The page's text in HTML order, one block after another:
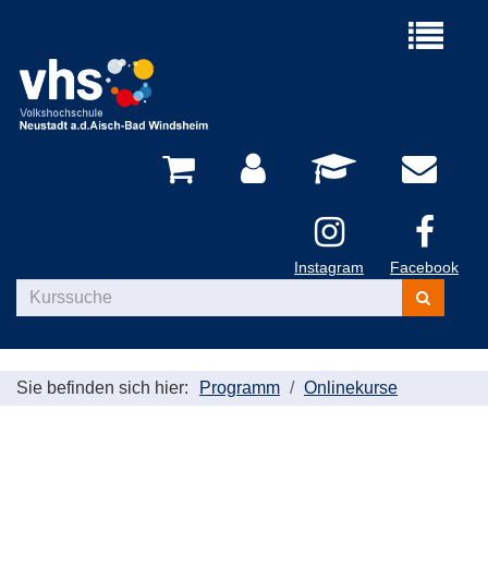
Menü
Instagram Facebook
Kurse
suchen
Sie befinden sich hier: Programm Onlinekurse